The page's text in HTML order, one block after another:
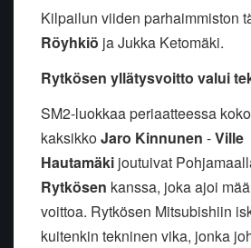
Kilpailun viiden parhaimmiston
Röyhkiö ja Jukka Ketomäki.
Rytkösen yllätysvoitto valui
SM2-luokkaa periaatteessa
kaksikkoJaro Kinnunen -Ville
Hautamäki joutuivat
Rytkösen kanssa, joka ajoi
voittoa. Rytkösen Mitsubishiin
kuitenkin tekninen vika, jonka